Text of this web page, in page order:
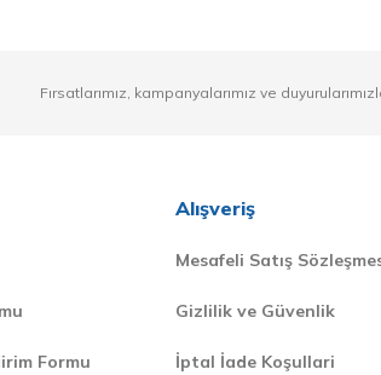
Fırsatlarımız, kampanyalarımız ve
Formu
Alışveriş
Mesafeli Satış
Gizlilik ve Güvenlik
İptal İade Koşullari